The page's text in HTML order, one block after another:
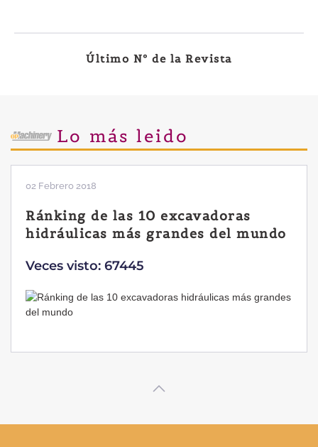
Último Nº de la Revista
Lo más leido
28 Enero 2019
Las ventajas de la excavadora
Yanmar B7 Sigma-6
Veces visto: 32217